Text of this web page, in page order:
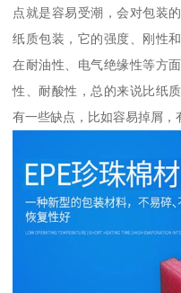
点就是容易受潮，会对包装
纸质包装，它的强度、刚性
在耐油性、电气绝缘性等方
性、耐酸性，总的来说比纸
有一些缺点，比如容易掉屑，